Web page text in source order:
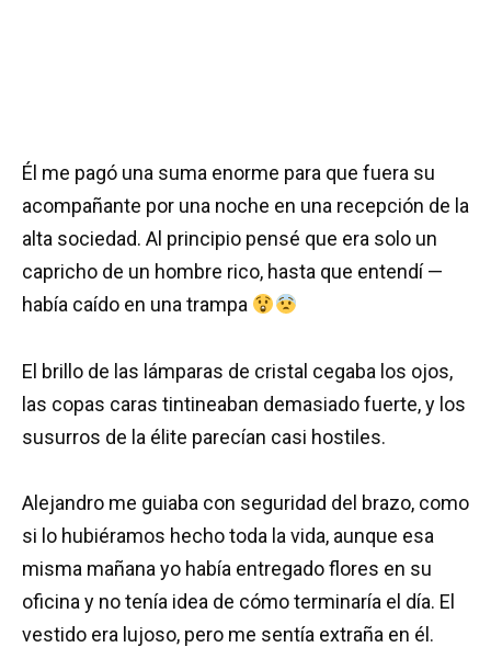
Él me pagó una suma enorme para que fuera su
acompañante por una noche en una recepción de la
alta sociedad. Al principio pensé que era solo un
capricho de un hombre rico, hasta que entendí —
había caído en una trampa
El brillo de las lámparas de cristal cegaba los ojos,
las copas caras tintineaban demasiado fuerte, y los
susurros de la élite parecían casi hostiles.
Alejandro me guiaba con seguridad del brazo, como
si lo hubiéramos hecho toda la vida, aunque esa
misma mañana yo había entregado flores en su
oficina y no tenía idea de cómo terminaría el día. El
vestido era lujoso, pero me sentía extraña en él.